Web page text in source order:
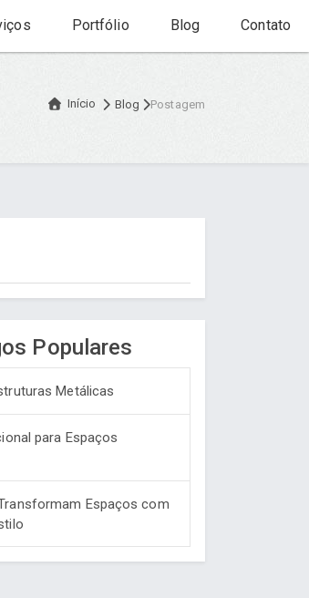
Portfólio Blog Contato
Início Blog Postagem
Populares
Metálicas
para Espaços
Espaços com